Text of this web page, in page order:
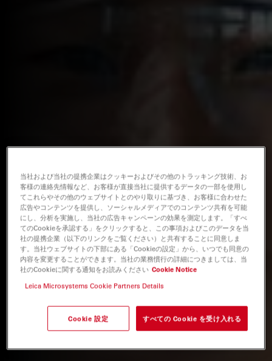
当社および当社の提携企業はクッキーおよびその他のトラッキング技術、お
客様の連絡先情報など、お客様が直接当社に提供するデータの一部を使用し
てこれらやその他のウェブサイトとのやり取りに基づき、お客様に合わせた
広告やコンテンツを提供し、ソーシャルメディアでのコンテンツ共有を可能
にし、分析を実施し、当社の広告キャンペーンの効果を測定します。「すべ
てのCookieを承認する」をクリックすると、この事項およびこのデータを当
社の提携企業（以下のリンクをご覧ください）と共有することに同意しま
す。当社ウェブサイトの下部にある「Cookieの設定」から、いつでも同意の
内容を変更することができます。当社の業務慣行の詳細につきましては、当
社のCookieに関する通知をお読みください Cookie Notice
Leica Microsystems Cookie Partners Details
Cookie 設定 すべての Cookie を受け入れる